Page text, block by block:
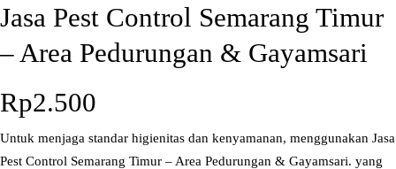
Jasa Pest Control Semarang Timur
– Area Pedurungan & Gayamsari
Rp2.500
Untuk menjaga standar higienitas dan kenyamanan, menggunakan Jasa
Pest Control Semarang Timur – Area Pedurungan & Gayamsari. yang